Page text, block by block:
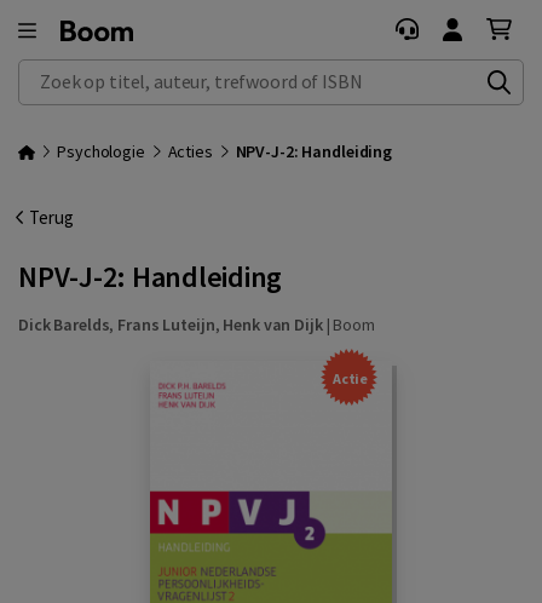
Zoek op titel, auteur, trefwoord of ISBN
Psychologie Acties NPV-J-2: Handleiding
Terug
NPV-J-2: Handleiding
Dick Barelds, Frans Luteijn, Henk van Dijk| Boom
Actie